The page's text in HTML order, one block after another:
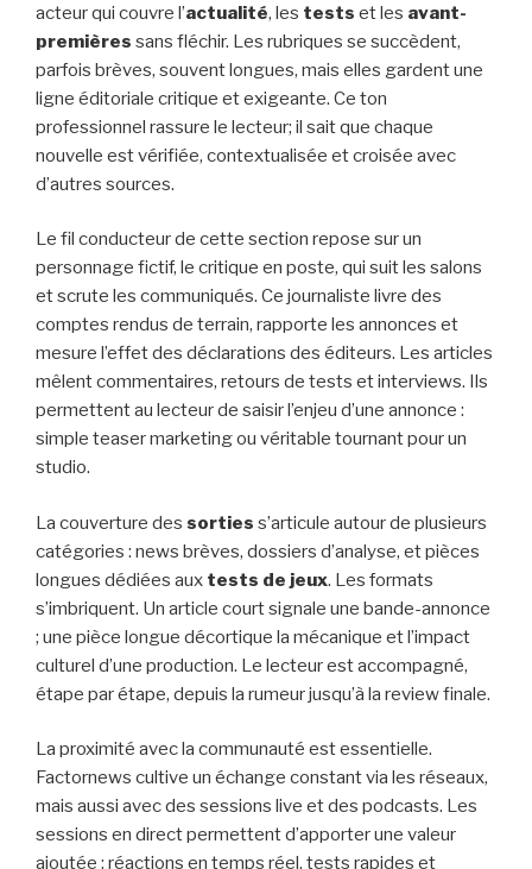
acteur qui couvre l’actualité, les tests et les avant-
premières sans fléchir. Les rubriques se succèdent,
parfois brèves, souvent longues, mais elles gardent une
ligne éditoriale critique et exigeante. Ce ton
professionnel rassure le lecteur; il sait que chaque
nouvelle est vérifiée, contextualisée et croisée avec
d’autres sources.
Le fil conducteur de cette section repose sur un
personnage fictif, le critique en poste, qui suit les salons
et scrute les communiqués. Ce journaliste livre des
comptes rendus de terrain, rapporte les annonces et
mesure l’effet des déclarations des éditeurs. Les articles
mêlent commentaires, retours de tests et interviews. Ils
permettent au lecteur de saisir l’enjeu d’une annonce :
simple teaser marketing ou véritable tournant pour un
studio.
La couverture des sorties s’articule autour de plusieurs
catégories : news brèves, dossiers d’analyse, et pièces
longues dédiées aux tests de jeux. Les formats
s’imbriquent. Un article court signale une bande-annonce
; une pièce longue décortique la mécanique et l’impact
culturel d’une production. Le lecteur est accompagné,
étape par étape, depuis la rumeur jusqu’à la review finale.
La proximité avec la communauté est essentielle.
Factornews cultive un échange constant via les réseaux,
mais aussi avec des sessions live et des podcasts. Les
sessions en direct permettent d’apporter une valeur
ajoutée : réactions en temps réel, tests rapides et